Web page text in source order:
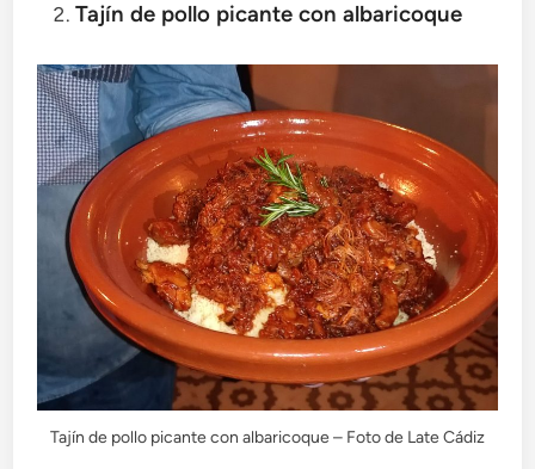
Tajín de pollo picante con albaricoque
Tajín de pollo picante con albaricoque – Foto de Late Cádiz